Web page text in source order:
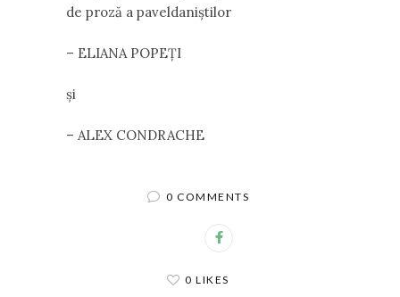
de proză a paveldaniştilor
– ELIANA POPEŢI
şi
– ALEX CONDRACHE
0 COMMENTS
0 LIKES